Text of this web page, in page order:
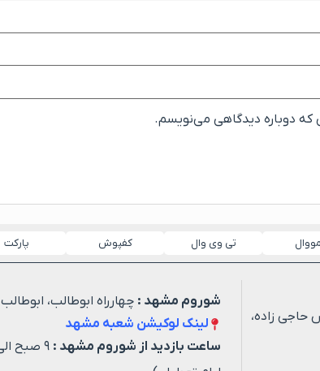
که دوباره دیدگاهی می‌نویسم.
تی وی وال کفپوش پارکت
حاجی زاده،
شوروم مشهد : چهارراه ابوطالب، ابوطالب ۱، نبش شهید خیاطی ۳
لینک لوکیشن شعبه مشهد
ساعت بازدید از شوروم مشهد :